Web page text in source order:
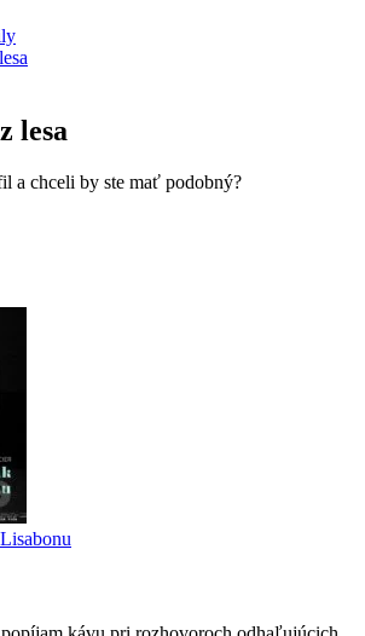
lesa
a chceli by ste mať podobný?